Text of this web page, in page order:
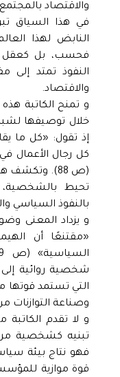
والاقتصاد
في هذا السياق
النابض لهذا
فحسب، بل كعقل
النفوذ تمتد إلى
والاقتصاد.
و تمنح الكاتبة
خلال توصيفها
إذ تقول: «كل ما
كل رجال الأعمال
(ص 88).
تحيط بالشخصية،
بالنفوذ السياسي
و يزداد المعنى
«مقتنعًا أن
شخصية روائية إلى
التي تستمد قوتها
وصناعة التوازنات
و لا تقدم
تبنيه كشخصية
فهو نتاج بيئة
قوة موازية